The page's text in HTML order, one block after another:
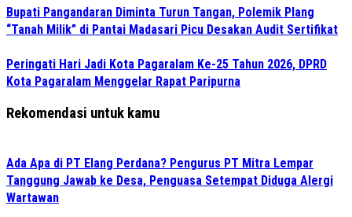
Bupati Pangandaran Diminta Turun Tangan, Polemik Plang
“Tanah Milik” di Pantai Madasari Picu Desakan Audit Sertifikat
Peringati Hari Jadi Kota Pagaralam Ke-25 Tahun 2026, DPRD
Kota Pagaralam Menggelar Rapat Paripurna
Rekomendasi untuk kamu
Ada Apa di PT Elang Perdana? Pengurus PT Mitra Lempar
Tanggung Jawab ke Desa, Penguasa Setempat Diduga Alergi
Wartawan